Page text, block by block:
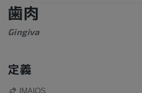
歯肉
Gingiva
定義
IMAIOS